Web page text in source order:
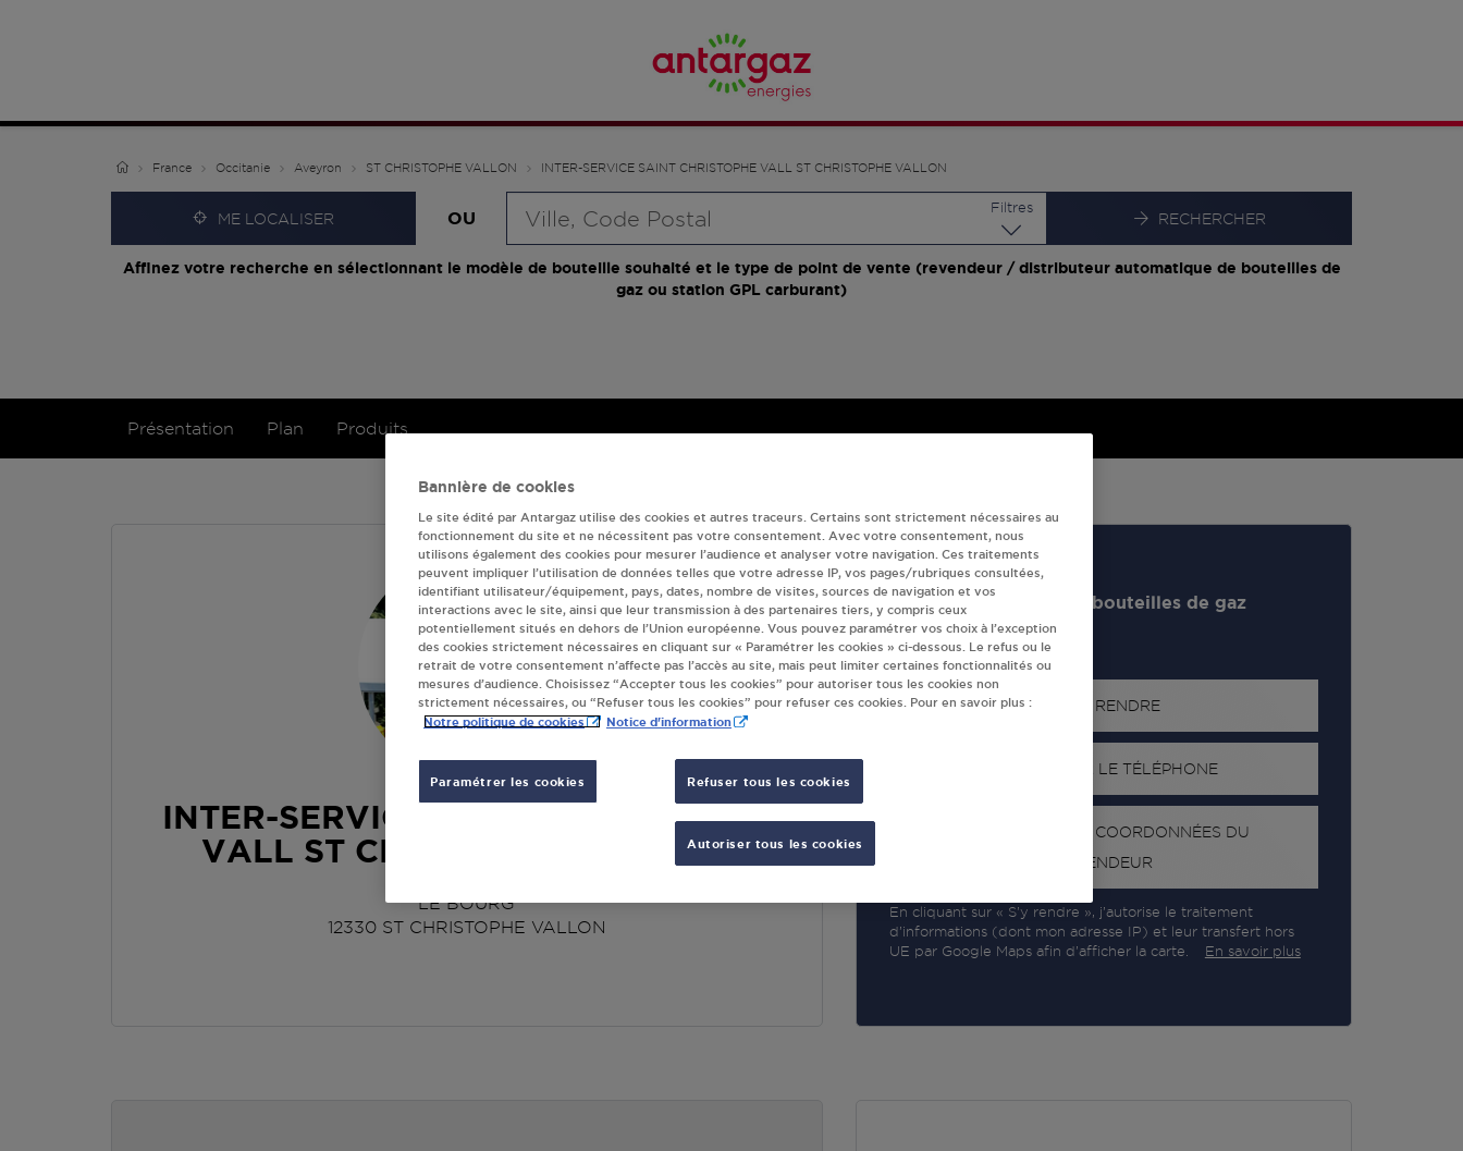
France Occitanie Aveyron ST CHRISTOPHE VALLON INTER-SERVICE SAINT CHRISTOPHE VALL ST CHRISTOPHE VALLON
ME LOCALISER OU
Filtres
RECHERCHER
Affinez votre recherche en sélectionnant le modèle de bouteille souhaité et le type de point de vente (revendeur / distributeur automatique de bouteilles de
gaz ou station GPL carburant)
Présentation Plan Produits
INTER-SERVICE SAINT CHRISTOPHE
VALL ST CHRISTOPHE VALLON
LE BOURG
12330 ST CHRISTOPHE VALLON
Revendeur de bouteilles de gaz
S'Y RENDRE
AFFICHER LE TÉLÉPHONE
RECEVOIR LES COORDONNÉES DU
REVENDEUR
En cliquant sur « S’y rendre », j’autorise le traitement
d’informations (dont mon adresse IP) et leur transfert hors
UE par Google Maps afin d’afficher la carte.
En savoir plus
Bannière de cookies
Le site édité par Antargaz utilise des cookies et autres traceurs. Certains sont strictement nécessaires au
fonctionnement du site et ne nécessitent pas votre consentement. Avec votre consentement, nous
utilisons également des cookies pour mesurer l’audience et analyser votre navigation. Ces traitements
peuvent impliquer l’utilisation de données telles que votre adresse IP, vos pages/rubriques consultées,
identifiant utilisateur/équipement, pays, dates, nombre de visites, sources de navigation et vos
interactions avec le site, ainsi que leur transmission à des partenaires tiers, y compris ceux
potentiellement situés en dehors de l’Union européenne. Vous pouvez paramétrer vos choix à l’exception
des cookies strictement nécessaires en cliquant sur « Paramétrer les cookies » ci-dessous. Le refus ou le
retrait de votre consentement n’affecte pas l’accès au site, mais peut limiter certaines fonctionnalités ou
mesures d’audience. Choisissez “Accepter tous les cookies” pour autoriser tous les cookies non
strictement nécessaires, ou “Refuser tous les cookies” pour refuser ces cookies. Pour en savoir plus :
Notre politique de cookies Notice d'information
Paramétrer les cookies Refuser tous les cookies
Autoriser tous les cookies